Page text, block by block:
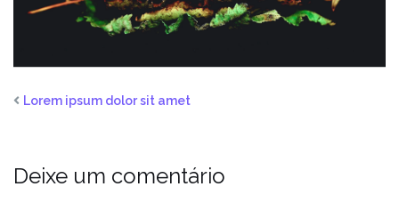
Lorem ipsum dolor sit amet
Deixe um comentário